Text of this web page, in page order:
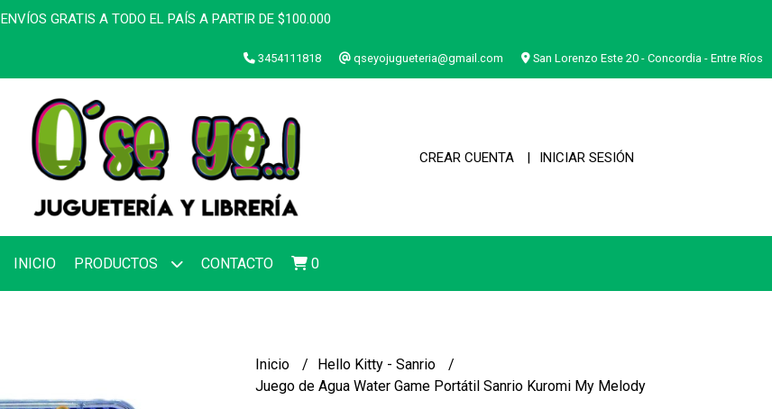
ENVÍOS GRATIS A TODO EL PAÍS A PARTIR DE $100.000
3454111818 qseyojugueteria@gmail.com San Lorenzo Este 20 - Concordia - Entre Ríos
CREAR CUENTA INICIAR SESIÓN
INICIO PRODUCTOS CONTACTO 0
Inicio
Hello Kitty - Sanrio
Juego de Agua Water Game Portátil Sanrio Kuromi My Melody